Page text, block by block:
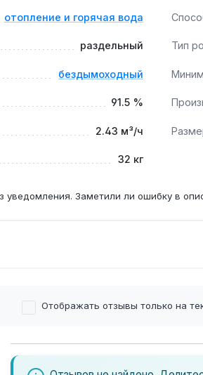
отопление и горячая вода
раздельный Тип
бездымоходный
91.5 %
2.43 м³/ч
32 кг
уведомления. Заметили ли ошибку в
Отображать отзывы только на